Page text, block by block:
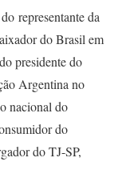
representante da
do Brasil em
presidente do
Argentina no
nacional do
do
do TJ-SP,